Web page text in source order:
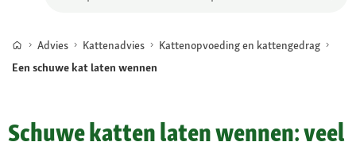
Advies Kattenadvies
Kattenopvoeding en kattengedrag
Een schuwe kat laten wennen
Schuwe katten laten wennen: veel